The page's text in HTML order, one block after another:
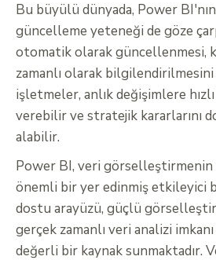
Bu büyülü dünyada, Power
güncelleme yeteneği de göze
otomatik olarak güncellenmesi,
zamanlı olarak
işletmeler, anlık değişimlere
verebilir ve stratejik kararlarını
alabilir.
Power BI, veri görselleştirmenin
önemli bir yer edinmiş etkileyici
dostu arayüzü, güçlü
gerçek zamanlı veri analizi
değerli bir kaynak sunmaktadır.